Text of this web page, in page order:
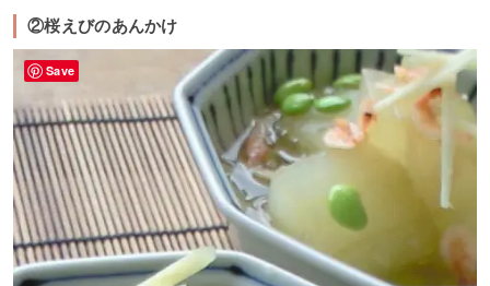
②桜えびのあんかけ
Save